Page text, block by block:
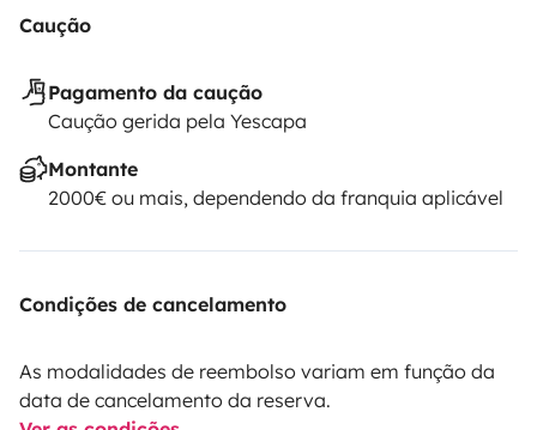
Caução
Pagamento da caução
Caução gerida pela Yescapa
Montante
2000€ ou mais, dependendo da franquia aplicável
Condições de cancelamento
As modalidades de reembolso variam em função da
data de cancelamento da reserva.